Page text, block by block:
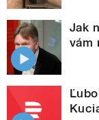
Jak
vám